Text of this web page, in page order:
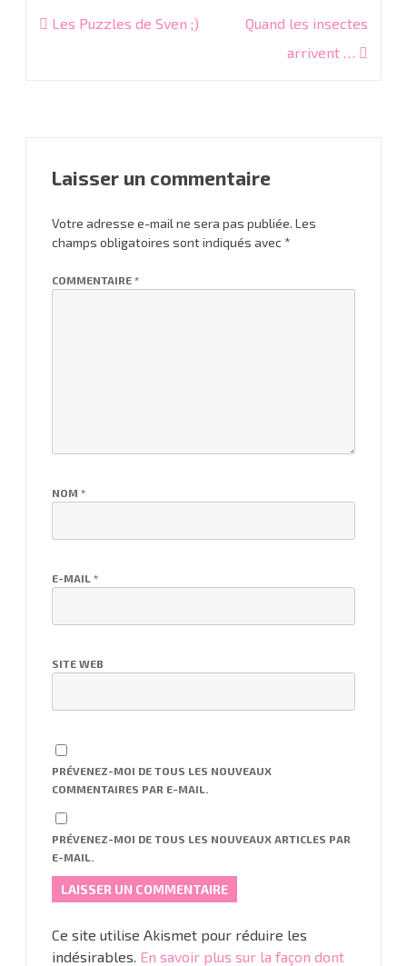
Navigation
Les Puzzles de Sven ;)
Quand les insectes
arrivent …
Laisser un commentaire
Votre adresse e-mail ne sera pas publiée. Les
champs obligatoires sont indiqués avec *
COMMENTAIRE *
NOM *
E-MAIL *
SITE WEB
PRÉVENEZ-MOI DE TOUS LES NOUVEAUX
COMMENTAIRES PAR E-MAIL.
PRÉVENEZ-MOI DE TOUS LES NOUVEAUX ARTICLES PAR
E-MAIL.
Ce site utilise Akismet pour réduire les
indésirables. En savoir plus sur la façon dont